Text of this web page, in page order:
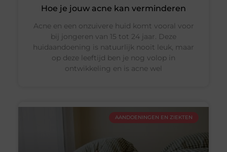
Hoe je jouw acne kan verminderen
Acne en een onzuivere huid komt vooral voor
bij jongeren van 15 tot 24 jaar. Deze
huidaandoening is natuurlijk nooit leuk, maar
op deze leeftijd ben je nog volop in
ontwikkeling en is acne wel
AANDOENINGEN EN ZIEKTEN